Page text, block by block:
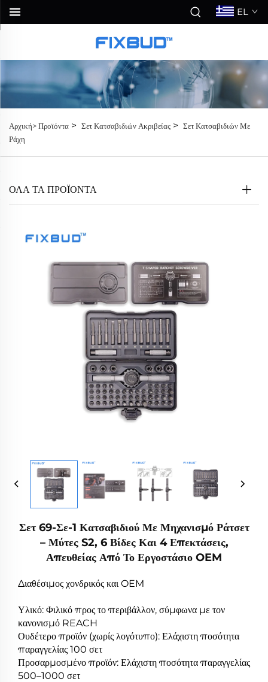
EL
Αρχική>Προϊόντα > Σετ Κατσαβιδιών Ακριβείας > Σετ Κατσαβιδιών Με
Ράχη
ΟΛΑ ΤΑ ΠΡΟΪΟΝΤΑ
Σετ 69-Σε-1 Κατσαβιδιού Με Μηχανισμό Ράτσετ
– Μύτες S2, 6 Βίδες Και 4 Επεκτάσεις,
Απευθείας Από Το Εργοστάσιο OEM
Διαθέσιμος χονδρικός και OEM
Υλικό: Φιλικό προς το περιβάλλον, σύμφωνα με τον
κανονισμό REACH
Ουδέτερο προϊόν (χωρίς λογότυπο): Ελάχιστη ποσότητα
παραγγελίας 100 σετ
Προσαρμοσμένο προϊόν: Ελάχιστη ποσότητα παραγγελίας
500–1000 σετ